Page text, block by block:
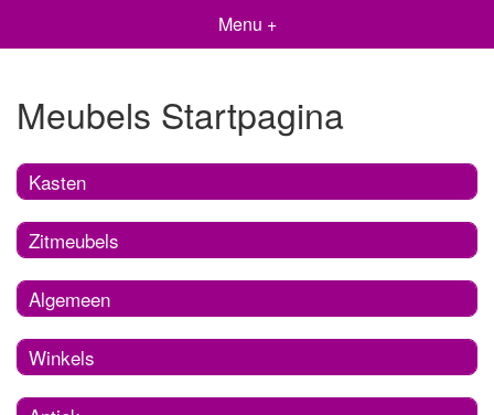
Menu +
Meubels Startpagina
Kasten
Zitmeubels
Algemeen
Winkels